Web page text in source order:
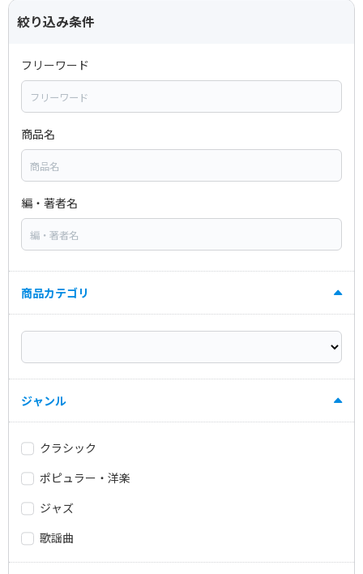
絞り込み条件
フリーワード
商品名
編・著者名
商品カテゴリ
ジャンル
クラシック
ポピュラー・洋楽
ジャズ
歌謡曲